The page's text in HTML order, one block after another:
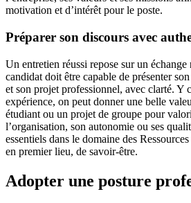
motivation et d’intérêt pour le poste.
Préparer son discours avec
Un entretien réussi repose sur un
candidat doit être capable de présenter
et son projet professionnel, avec clarté. Y
expérience, on peut donner une belle
étudiant ou un projet de groupe pour
l’organisation, son autonomie ou ses
essentiels dans le domaine des
en premier lieu, de savoir-être.
Adopter une posture